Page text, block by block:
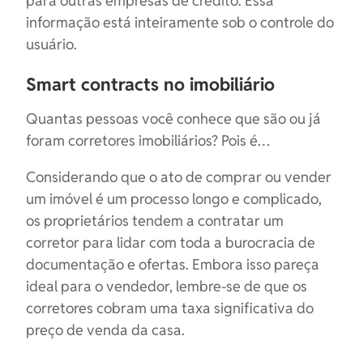
informação está inteiramente sob o controle do
usuário.
Smart contracts no imobiliário
Quantas pessoas você conhece que são ou já
foram corretores imobiliários? Pois é…
Considerando que o ato de comprar ou vender
um imóvel é um processo longo e complicado,
os proprietários tendem a contratar um
corretor para lidar com toda a burocracia de
documentação e ofertas. Embora isso pareça
ideal para o vendedor, lembre-se de que os
corretores cobram uma taxa significativa do
preço de venda da casa.